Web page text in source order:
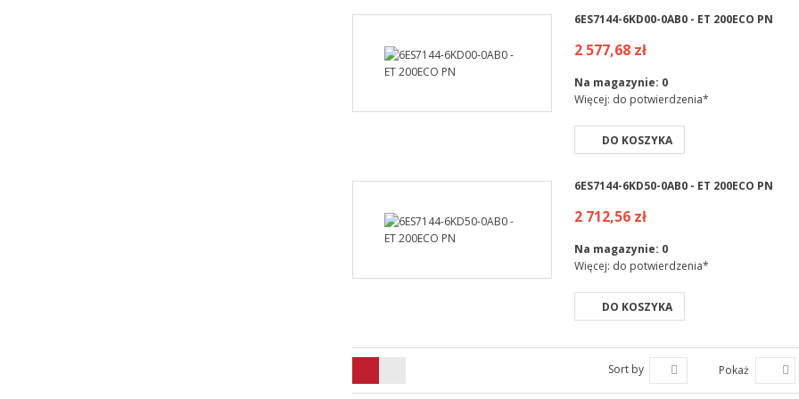
6ES7144-6KD00-0AB0 - ET 200ECO PN
2 577,68 zł
Na magazynie: 0
Więcej: do potwierdzenia*
DO KOSZYKA
6ES7144-6KD50-0AB0 - ET 200ECO PN
2 712,56 zł
Na magazynie: 0
Więcej: do potwierdzenia*
DO KOSZYKA
Sort by Pokaż